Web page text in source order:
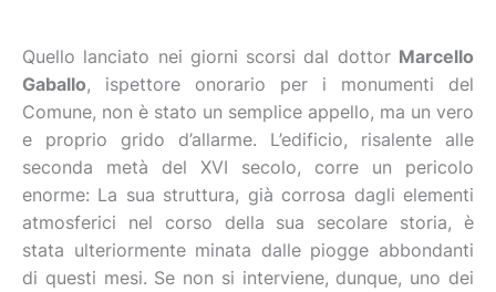
Quello lanciato nei giorni scorsi dal dottor Marcello
Gaballo, ispettore onorario per i monumenti del
Comune, non è stato un semplice appello, ma un vero
e proprio grido d’allarme. L’edificio, risalente alle
seconda metà del XVI secolo, corre un pericolo
enorme: La sua struttura, già corrosa dagli elementi
atmosferici nel corso della sua secolare storia, è
stata ulteriormente minata dalle piogge abbondanti
di questi mesi. Se non si interviene, dunque, uno dei